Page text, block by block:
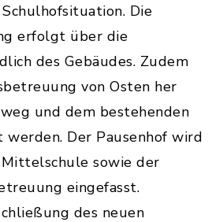
Die
erfolgt über die
des Gebäudes. Zudem
von Osten her
und dem bestehenden
Der Pausenhof wird
sowie der
eingefasst.
des neuen